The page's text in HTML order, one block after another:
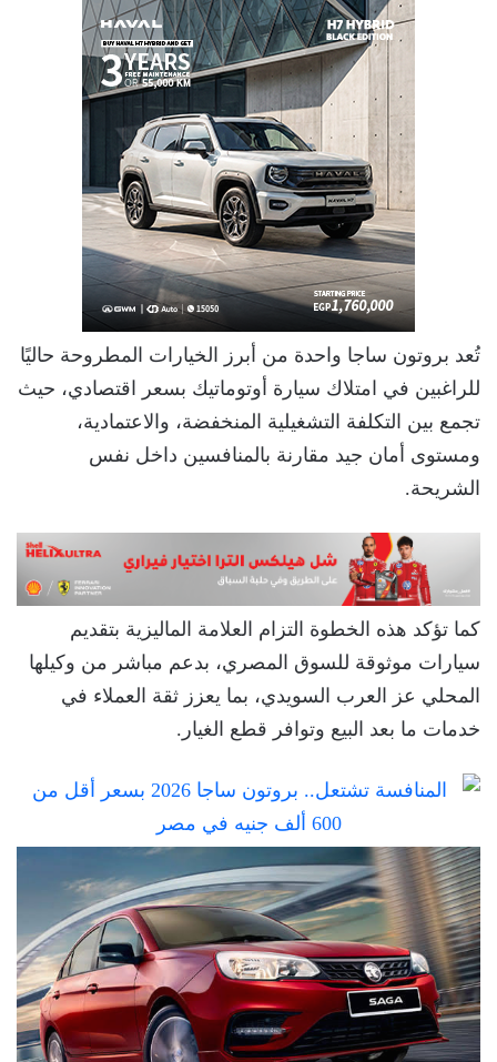
تُعد بروتون ساجا واحدة من أبرز الخيارات المطروحة حاليًا
للراغبين في امتلاك سيارة أوتوماتيك بسعر اقتصادي، حيث
تجمع بين التكلفة التشغيلية المنخفضة، والاعتمادية،
ومستوى أمان جيد مقارنة بالمنافسين داخل نفس
الشريحة.
كما تؤكد هذه الخطوة التزام العلامة الماليزية بتقديم
سيارات موثوقة للسوق المصري، بدعم مباشر من وكيلها
المحلي عز العرب السويدي، بما يعزز ثقة العملاء في
خدمات ما بعد البيع وتوافر قطع الغيار.